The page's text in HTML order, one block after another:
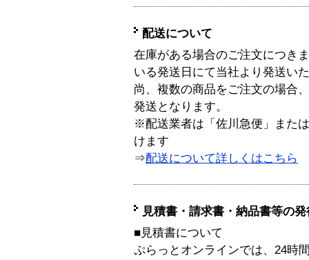
配送について
在庫がある場合のご注文につき
いる発送日にて当社より発送い
尚、複数の商品をご注文の場合
発送となります。
※配送業者は「佐川急便」また
けます
⇒配送について詳しくはこちら
見積書・請求書・納品書等の
■見積書について
ぷらっとオンラインでは、24時